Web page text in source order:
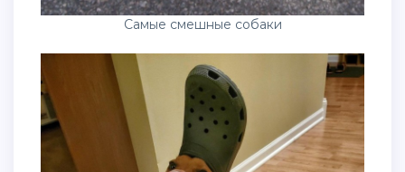
Самые смешные собаки